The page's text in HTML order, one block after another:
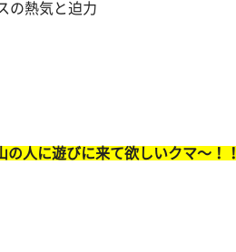
の熱気と迫力
人に遊びに来て欲しいクマ〜！！